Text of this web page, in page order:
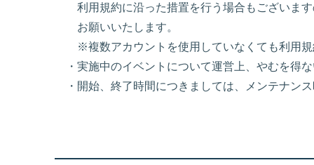
利用規約に沿った措置を行う場合もございま
お願いいたします。
※複数アカウントを使用していなくても利用
・実施中のイベントについて運営上、やむを得
・開始、終了時間につきましては、メンテナン